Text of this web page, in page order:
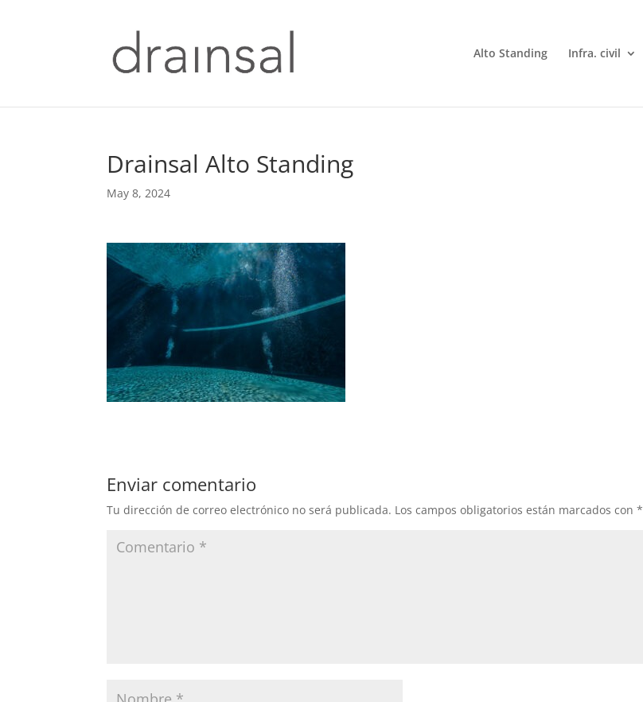
Alto Standing Infra. civil
Drainsal Alto Standing
May 8, 2024
Enviar comentario
Tu dirección de correo electrónico no será publicada. Los campos obligatorios están marcados con*